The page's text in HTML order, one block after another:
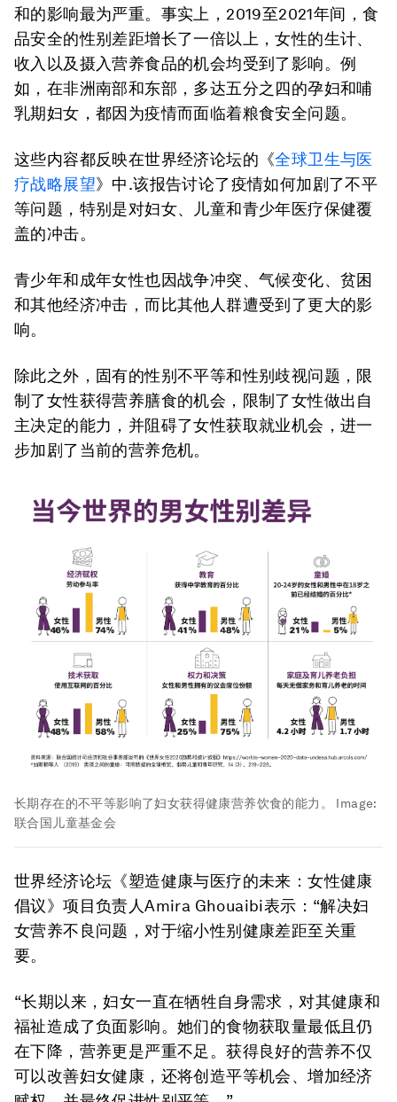
和的影响最为严重。事实上，2019至2021年间，食
品安全的性别差距增长了一倍以上，女性的生计、
收入以及摄入营养食品的机会均受到了影响。例
如，在非洲南部和东部，多达五分之四的孕妇和哺
乳期妇女，都因为疫情而面临着粮食安全问题。
这些内容都反映在世界经济论坛的《全球卫生与医
疗战略展望》中.该报告讨论了疫情如何加剧了不平
等问题，特别是对妇女、儿童和青少年医疗保健覆
盖的冲击。
青少年和成年女性也因战争冲突、气候变化、贫困
和其他经济冲击，而比其他人群遭受到了更大的影
响。
除此之外，固有的性别不平等和性别歧视问题，限
制了女性获得营养膳食的机会，限制了女性做出自
主决定的能力，并阻碍了女性获取就业机会，进一
步加剧了当前的营养危机。
长期存在的不平等影响了妇女获得健康营养饮食的能力。
Image:
联合国儿童基金会
世界经济论坛《塑造健康与医疗的未来：女性健康
倡议》项目负责人Amira Ghouaibi表示：“解决妇
女营养不良问题，对于缩小性别健康差距至关重
要。
“长期以来，妇女一直在牺牲自身需求，对其健康和
福祉造成了负面影响。她们的食物获取量最低且仍
在下降，营养更是严重不足。获得良好的营养不仅
可以改善妇女健康，还将创造平等机会、增加经济